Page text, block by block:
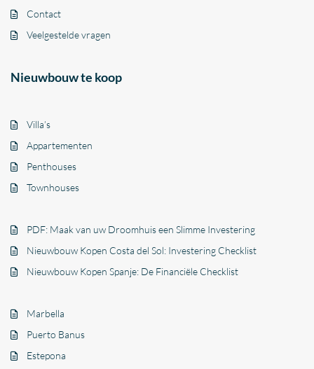
Contact
Veelgestelde vragen
Nieuwbouw te koop
Villa’s
Appartementen
Penthouses
Townhouses
PDF: Maak van uw Droomhuis een Slimme Investering
Nieuwbouw Kopen Costa del Sol: Investering Checklist
Nieuwbouw Kopen Spanje: De Financiële Checklist
Marbella
Puerto Banus
Estepona